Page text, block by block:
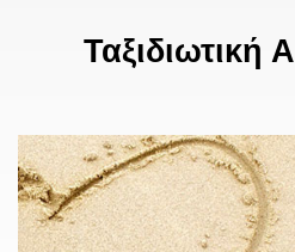
Ταξιδιωτική